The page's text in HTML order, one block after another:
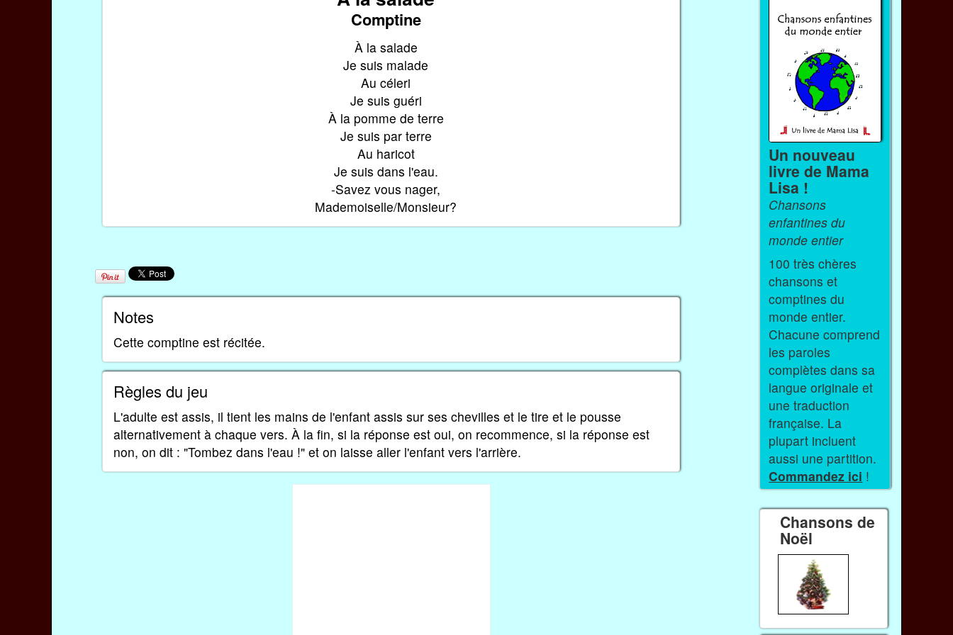
Comptine
À la salade
Je suis malade
Au céleri
Je suis guéri
À la pomme de terre
Je suis par terre
Au haricot
Je suis dans l'eau.
-Savez vous nager,
Mademoiselle/Monsieur?
Notes
Cette comptine est récitée.
Règles du jeu
L'adulte est assis, il tient les mains de l'enfant assis sur ses chevilles et le tire et le pousse
alternativement à chaque vers. À la fin, si la réponse est oui, on recommence, si la réponse est
non, on dit : "Tombez dans l'eau !" et on laisse aller l'enfant vers l'arrière.
Un nouveau
livre de Mama
Lisa !
Chansons
enfantines du
monde entier
100 très chères
chansons et
comptines du
monde entier.
Chacune comprend
les paroles
complètes dans sa
langue originale et
une traduction
française. La
plupart incluent
aussi une partition.
Commandez ici !
Chansons de
Noël